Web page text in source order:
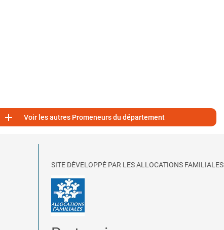
 Voir les autres Promeneurs du département
SITE DÉVELOPPÉ PAR LES ALLOCATIONS FAMILIALES